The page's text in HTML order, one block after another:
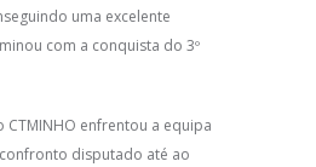
uma excelente
com a conquista do 3º
CTMINHO enfrentou a equipa
disputado até ao